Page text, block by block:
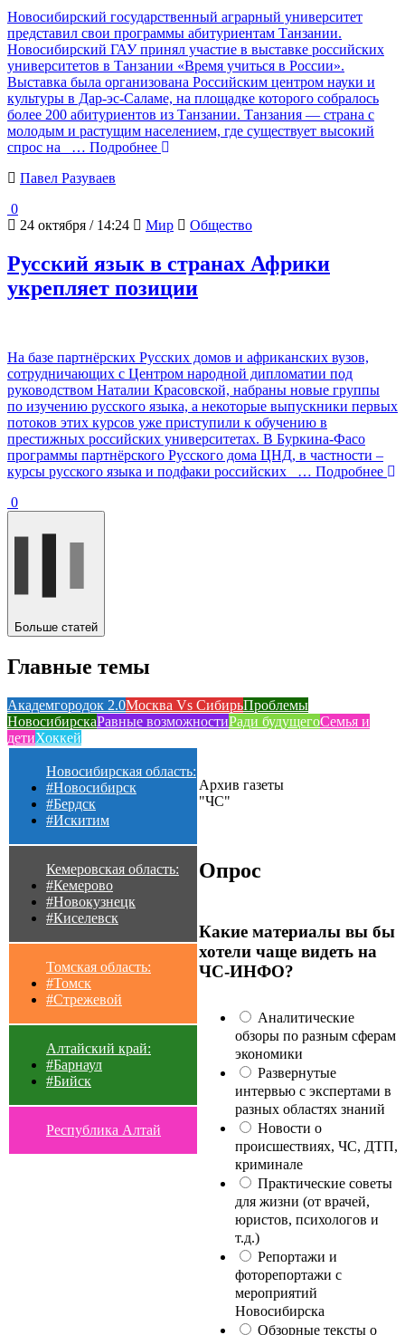
Новосибирский государственный аграрный университет
представил свои программы абитуриентам Танзании.
Новосибирский ГАУ принял участие в выставке российских
университетов в Танзании «Время учиться в России».
Выставка была организована Российским центром науки и
культуры в Дар-эс-Саламе, на площадке которого собралось
более 200 абитуриентов из Танзании. Танзания — страна с
молодым и растущим населением, где существует высокий
спрос на
… Подробнее
Павел Разуваев
0
24 октября / 14:24
Мир Общество
Русский язык в странах Африки
укрепляет позиции
На базе партнёрских Русских домов и африканских вузов,
сотрудничающих с Центром народной дипломатии под
руководством Наталии Красовской, набраны новые группы
по изучению русского языка, а некоторые выпускники первых
потоков этих курсов уже приступили к обучению в
престижных российских университетах. В Буркина-Фасо
программы партнёрского Русского дома ЦНД, в частности –
курсы русского языка и подфаки российских
… Подробнее
0
Больше статей
Главные темы
Академгородок 2.0Москва Vs СибирьПроблемы
НовосибирскаРавные возможностиРади будущегоСемья и
детиХоккей
Новосибирская область:
#Новосибирск
#Бердск
#Искитим
Кемеровская область:
#Кемерово
#Новокузнецк
#Киселевск
Томская область:
#Томск
#Стрежевой
Алтайский край:
#Барнаул
#Бийск
Республика Алтай
Архив газеты
"ЧС"
Опрос
Какие материалы вы бы
хотели чаще видеть на
ЧС-ИНФО?
Аналитические
обзоры по разным сферам
экономики
Развернутые
интервью с экспертами в
разных областях знаний
Новости о
происшествиях, ЧС, ДТП,
криминале
Практические советы
для жизни (от врачей,
юристов, психологов и
т.д.)
Репортажи и
фоторепортажи с
мероприятий
Новосибирска
Обзорные тексты о